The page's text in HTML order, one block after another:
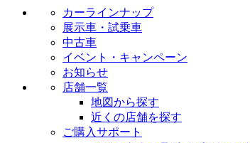
カーラインナップ
展示車・試乗車
中古車
イベント・キャンペーン
お知らせ
店舗一覧
地図から探す
近くの店舗を探す
ご購入サポート